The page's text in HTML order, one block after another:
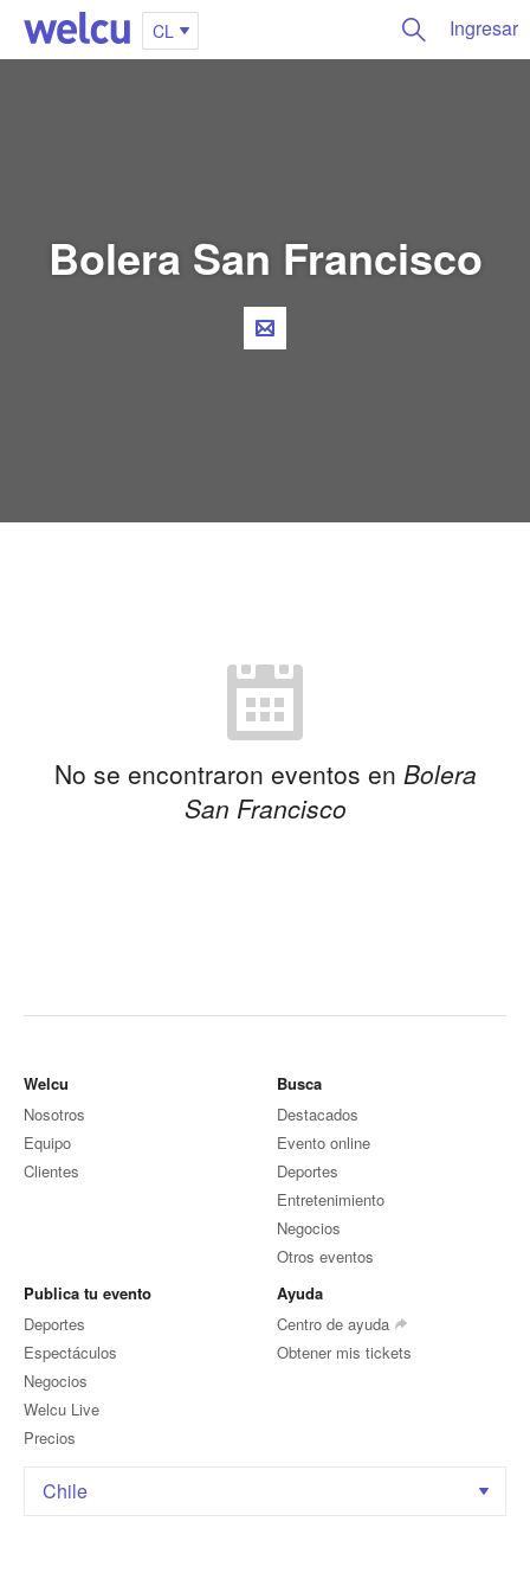
CL Ingresar
Bolera San Francisco
No se encontraron eventos en Bolera
San Francisco
Welcu
Nosotros
Equipo
Clientes
Busca
Destacados
Evento online
Deportes
Entretenimiento
Negocios
Otros eventos
Publica tu evento
Deportes
Espectáculos
Negocios
Welcu Live
Precios
Ayuda
Centro de ayuda
Obtener mis tickets
Chile